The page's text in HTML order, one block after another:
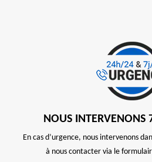
NOUS
En cas d’urgence, nous intervenons
à nous contacter via le